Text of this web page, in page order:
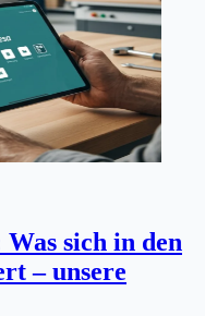
sich in den
– unsere